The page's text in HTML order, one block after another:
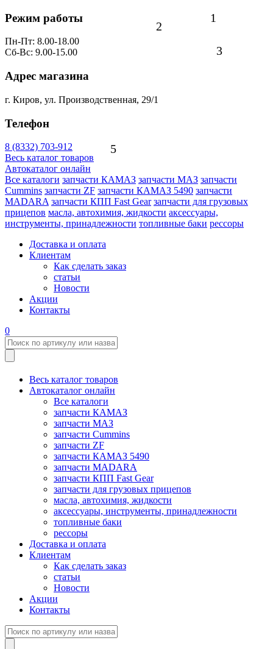
Режим работы
Пн-Пт: 8.00-18.00
Сб-Вс: 9.00-15.00
Адрес магазина
г. Киров, ул. Производственная, 29/1
Телефон
8 (8332) 703-912
Весь каталог товаров
Автокаталог онлайн
Все каталоги запчасти КАМАЗ запчасти МАЗ запчасти
Cummins запчасти ZF запчасти КАМАЗ 5490 запчасти
MADARA запчасти КПП Fast Gear запчасти для грузовых
прицепов масла, автохимия, жидкости аксессуары,
инструменты, принадлежности топливные баки рессоры
Доставка и оплата
Клиентам
Как сделать заказ
статьи
Новости
Акции
Контакты
0
Весь каталог товаров
Автокаталог онлайн
Все каталоги
запчасти КАМАЗ
запчасти МАЗ
запчасти Cummins
запчасти ZF
запчасти КАМАЗ 5490
запчасти MADARA
запчасти КПП Fast Gear
запчасти для грузовых прицепов
масла, автохимия, жидкости
аксессуары, инструменты, принадлежности
топливные баки
рессоры
Доставка и оплата
Клиентам
Как сделать заказ
статьи
Новости
Акции
Контакты
1
2
3
5